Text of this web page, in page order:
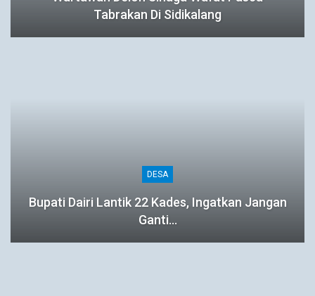
Tabrakan Di Sidikalang
DESA
Bupati Dairi Lantik 22 Kades, Ingatkan Jangan
Ganti…